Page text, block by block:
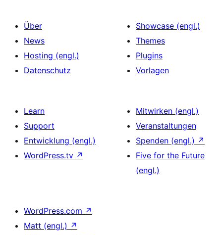
Über
News
Hosting (engl.)
Datenschutz
Showcase (engl.)
Themes
Plugins
Vorlagen
Learn
Support
Entwicklung (engl.)
WordPress.tv ↗
Mitwirken (engl.)
Veranstaltungen
Spenden (engl.) ↗
Five for the Future
(engl.)
WordPress.com ↗
Matt (engl.) ↗